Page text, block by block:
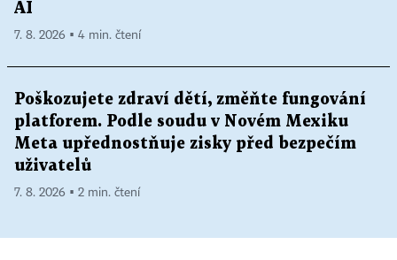
AI
7. 8. 2026 ▪ 4 min. čtení
Poškozujete zdraví dětí, změňte fungování
platforem. Podle soudu v Novém Mexiku
Meta upřednostňuje zisky před bezpečím
uživatelů
7. 8. 2026 ▪ 2 min. čtení